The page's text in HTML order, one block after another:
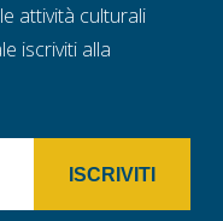
attività culturali
iscriviti alla
ISCRIVITI